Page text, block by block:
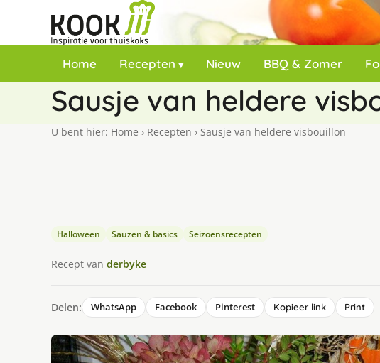
Home Recepten Nieuw BBQ & Zomer
Sausje van heldere
U bent hier: Home › Recepten › Sausje van heldere visbouillon
Halloween Sauzen & basics Seizoensrecepten
Recept van derbyke
Delen: WhatsApp Facebook Pinterest Kopieer link Print